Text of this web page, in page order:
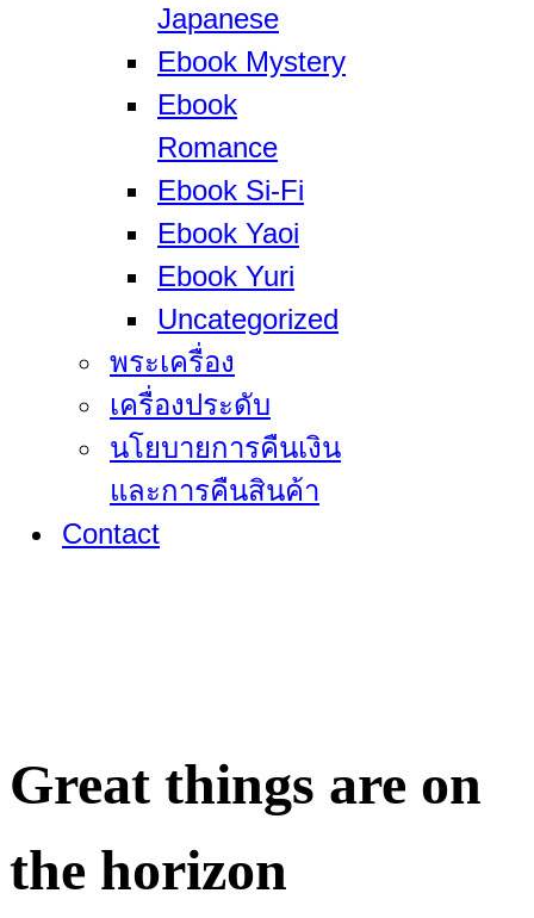
Japanese
Ebook Mystery
Ebook
Romance
Ebook Si-Fi
Ebook Yaoi
Ebook Yuri
Uncategorized
พระเครื่อง
เครื่องประดับ
นโยบายการคืนเงิน
และการคืนสินค้า
Contact
Great things are on
the horizon